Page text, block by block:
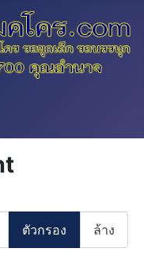
ตัวกรอง ล้าง